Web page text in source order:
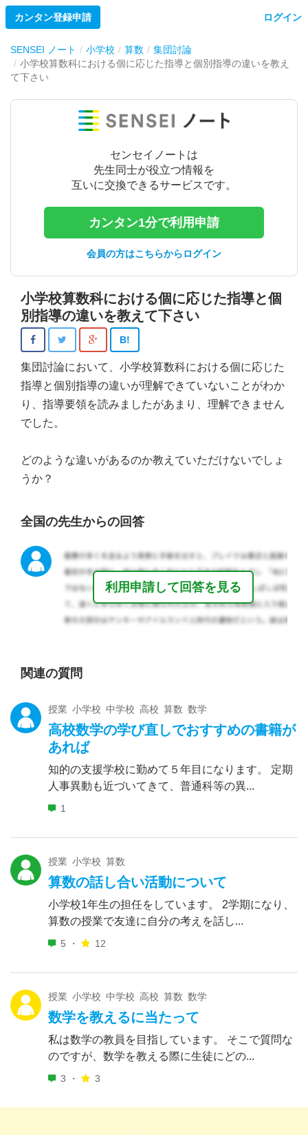
カンタン登録申請 ログイン
SENSEI ノート 小学校 算数
集団討論
小学校算数科における個に応じた指導と個別指導の違いを教え
て下さい
センセイノートは
先生同士が役立つ情報を
互いに交換できるサービスです。
カンタン1分で利用申請
会員の方はこちらからログイン
小学校算数科における個に応じた指導と個
別指導の違いを教えて下さい
B!
集団討論において、小学校算数科における個に応じた
指導と個別指導の違いが理解できていないことがわか
り、指導要領を読みましたがあまり、理解できません
でした。
どのような違いがあるのか教えていただけないでしょ
うか？
全国の先生からの回答
利用申請して回答を見る
関連の質問
授業 小学校 中学校 高校 算数 数学
高校数学の学び直しでおすすめの書籍が
あれば
知的の支援学校に勤めて５年目になります。 定期
人事異動も近づいてきて、普通科等の異...
1
授業 小学校 算数
算数の話し合い活動について
小学校1年生の担任をしています。 2学期になり、
算数の授業で友達に自分の考えを話し...
5 ・ 12
授業 小学校 中学校 高校 算数 数学
数学を教えるに当たって
私は数学の教員を目指しています。 そこで質問な
のですが、数学を教える際に生徒にどの...
3 ・ 3